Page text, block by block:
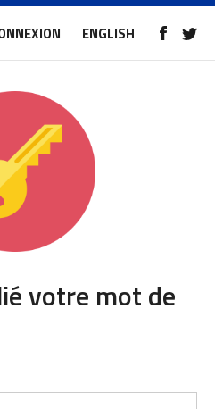
ENGLISH
votre mot de